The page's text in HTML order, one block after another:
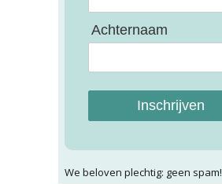
Achternaam
Inschrijven
We beloven plechtig: geen spam!